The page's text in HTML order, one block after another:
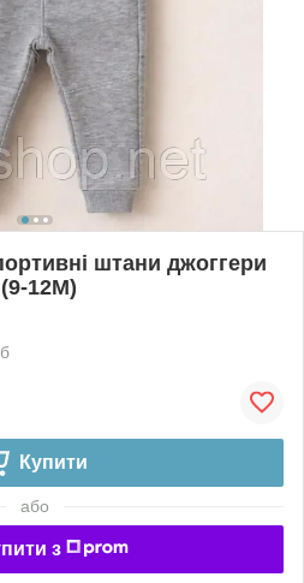
штани джоггери
12М)
Купити
або
з